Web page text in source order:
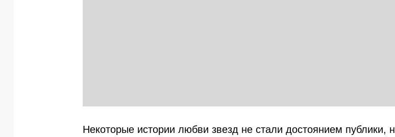
Некоторые истории любви звезд не стали достоянием публики,